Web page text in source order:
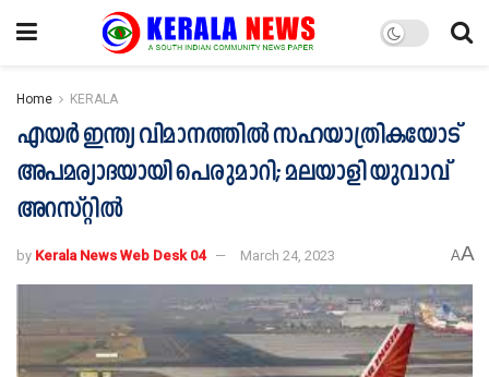
Home KERALA
എയർ ഇന്ത്യ വിമാനത്തിൽ സഹയാത്രികയോട്
അപമര്യാദയായി പെരുമാറി; മലയാളി യുവാവ്
അറസ്റ്റിൽ
by Kerala News Web Desk 04 March 24, 2023 AA